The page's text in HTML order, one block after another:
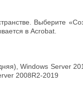
Выберите
в Acrobat.
Windows Server
2008R2-2019